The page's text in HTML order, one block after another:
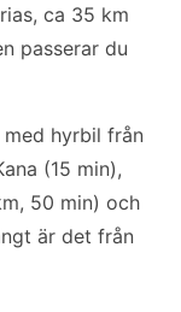
ca 35 km
passerar du
hyrbil från
(15 min),
50 min) och
är det från